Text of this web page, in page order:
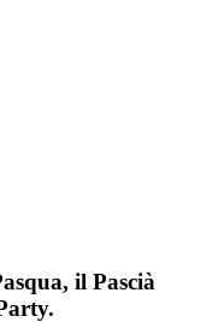
il Pascià